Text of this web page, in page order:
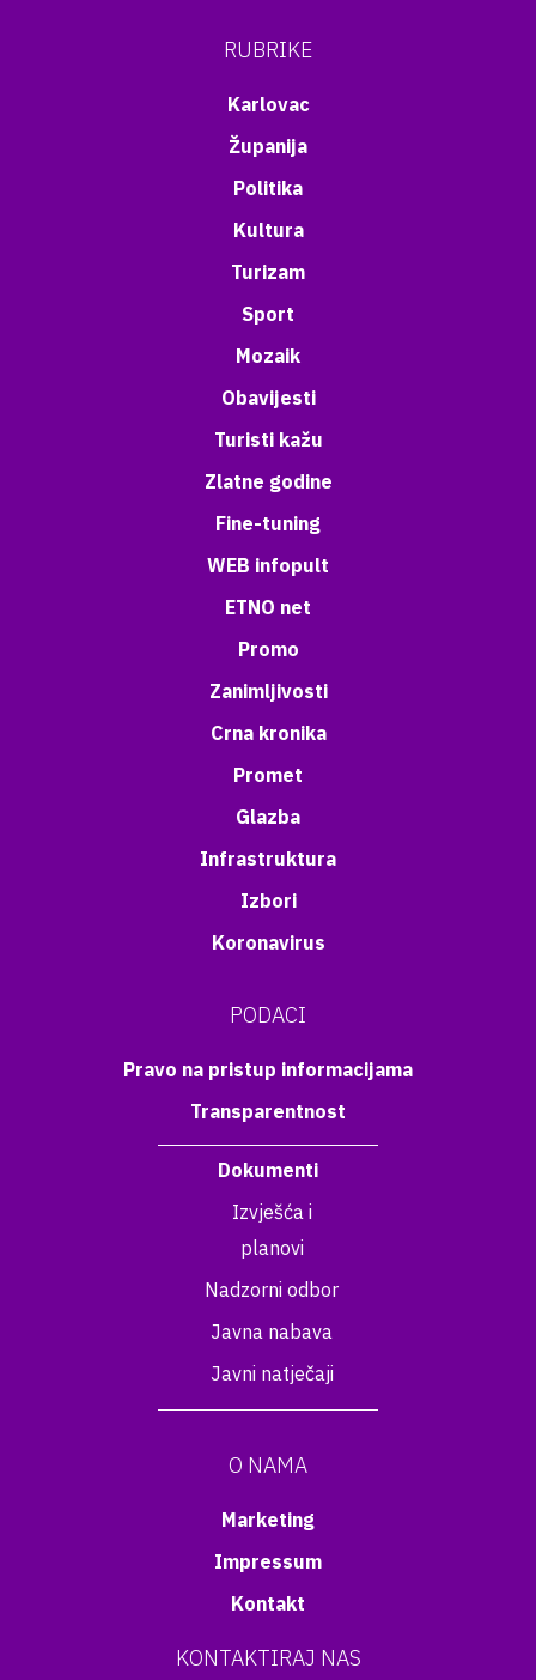
RUBRIKE
Karlovac
Županija
Politika
Kultura
Turizam
Sport
Mozaik
Obavijesti
Turisti kažu
Zlatne godine
Fine-tuning
WEB infopult
ETNO net
Promo
Zanimljivosti
Crna kronika
Promet
Glazba
Infrastruktura
Izbori
Koronavirus
PODACI
Pravo na pristup informacijama
Transparentnost
Dokumenti
Izvješća i
planovi
Nadzorni odbor
Javna nabava
Javni natječaji
O NAMA
Marketing
Impressum
Kontakt
KONTAKTIRAJ NAS